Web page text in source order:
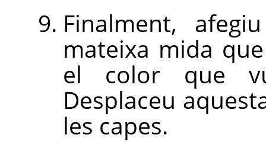
Finalment,
mateixa mida
el color que
Desplaceu
les capes.